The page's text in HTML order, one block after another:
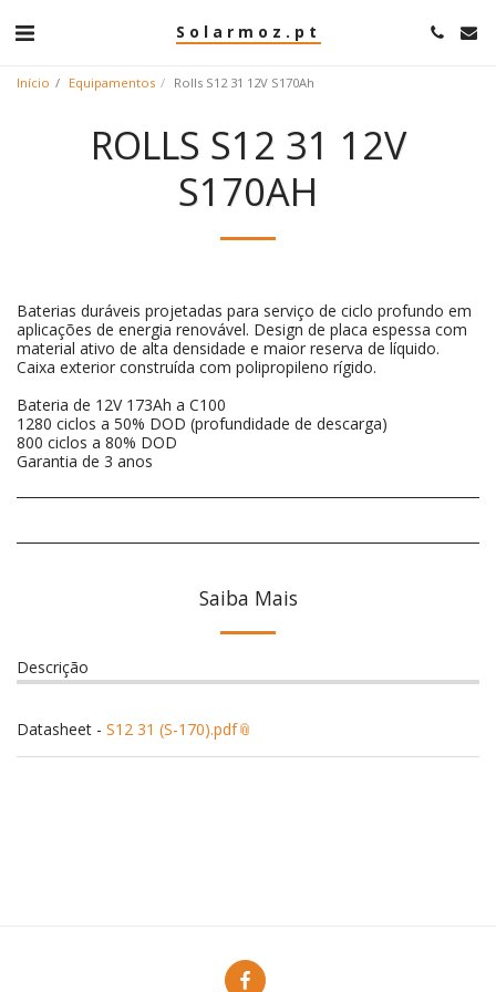
Solarmoz.pt
Início Equipamentos Rolls S12 31 12V S170Ah
ROLLS S12 31 12V
S170AH
Baterias duráveis projetadas para serviço de ciclo profundo em
aplicações de energia renovável. Design de placa espessa com
material ativo de alta densidade e maior reserva de líquido.
Caixa exterior construída com polipropileno rígido.
Bateria de 12V 173Ah a C100
1280 ciclos a 50% DOD (profundidade de descarga)
800 ciclos a 80% DOD
Garantia de 3 anos
Saiba Mais
Descrição
Datasheet - S12 31 (S-170).pdf